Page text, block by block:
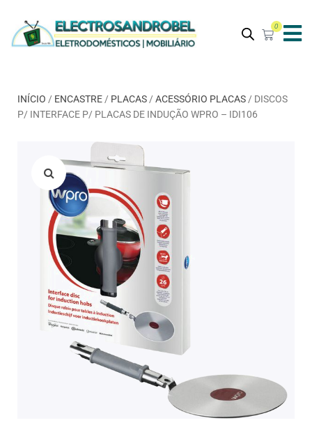
0
INÍCIO / ENCASTRE / PLACAS / ACESSÓRIO PLACAS / DISCOS
P/ INTERFACE P/ PLACAS DE INDUÇÃO WPRO – IDI106